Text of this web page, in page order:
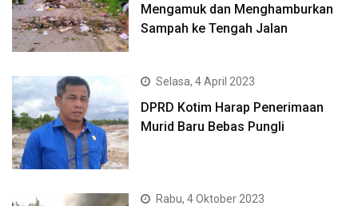
Mengamuk dan Menghamburkan
Sampah ke Tengah Jalan
Selasa, 4 April 2023
DPRD Kotim Harap Penerimaan
Murid Baru Bebas Pungli
Rabu, 4 Oktober 2023